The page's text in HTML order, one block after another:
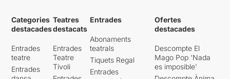
Categories
destacades
Entrades
teatre
Entrades
Teatres
destacats
Entrades
Teatre
Tívoli
Entrades
Abonaments
teatrals
Tiquets Regal
Entrades
Ofertes
destacades
Descompte El
Mago Pop 'Nada
es imposible'